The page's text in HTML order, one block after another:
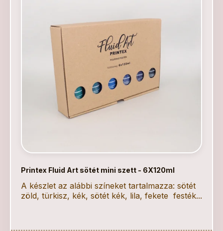
Printex Fluid Art sötét mini szett - 6X120ml
A készlet az alábbi színeket tartalmazza: sötét
zöld, türkisz, kék, sötét kék, lila, fekete festék...